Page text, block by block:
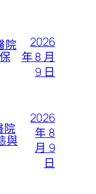
院
2026
年 8 月
9 日
院
與
2026
年 8
月 9
日